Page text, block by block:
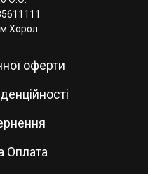
оферти
Оплата